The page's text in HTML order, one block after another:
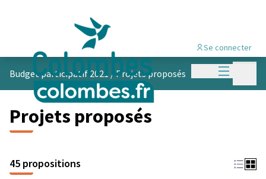
Menu
Se connecter
Budget participatif 2021 /Projets proposés
Projets proposés
45 propositions